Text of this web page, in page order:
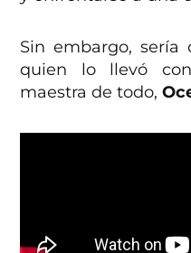
Sin embargo, sería
quien lo llevó
maestra de todo,